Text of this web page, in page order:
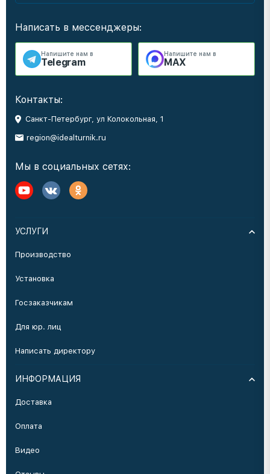
Написать в мессенджеры:
Напишите нам в
Telegram
Напишите нам в
MAX
Контакты:
Санкт-Петербург, ул Колокольная, 1
region@idealturnik.ru
Мы в социальных сетях:
УСЛУГИ
Производство
Установка
Госзаказчикам
Для юр. лиц
Написать директору
ИНФОРМАЦИЯ
Доставка
Оплата
Видео